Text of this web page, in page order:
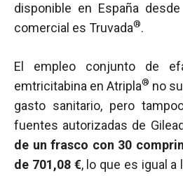
disponible en España
comercial es Truvada®.
El empleo conjunto de
emtricitabina en Atripla® no
gasto sanitario, pero
fuentes autorizadas de
de un frasco con 30
de 701,08 €, lo que es igual a